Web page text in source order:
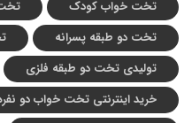
تخت خواب کودک
تخت دو طبقه پسرانه
تولیدی تخت دو طبقه فلزی
خرید اینترنتی تخت خواب دو